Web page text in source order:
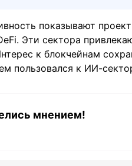
показывают
Эти сектора
к блокчейнам
пользовался к ИИ-
мнением!